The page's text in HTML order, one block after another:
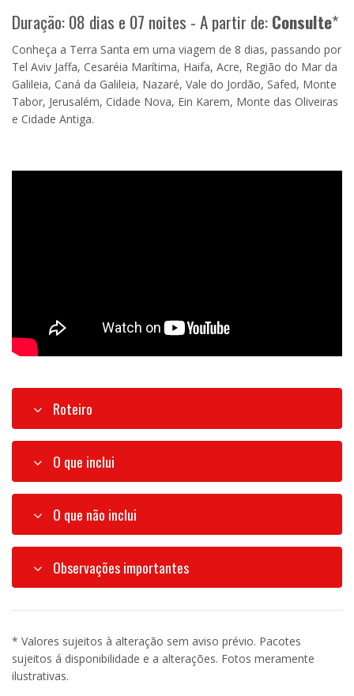
Duração: 08 dias e 07 noites - A partir de:Consulte*
Conheça a Terra Santa em uma viagem de 8 dias, passando por
Tel Aviv Jaffa, Cesaréia Marítima, Haifa, Acre, Região do Mar da
Galileia, Caná da Galileia, Nazaré, Vale do Jordão, Safed, Monte
Tabor, Jerusalém, Cidade Nova, Ein Karem, Monte das Oliveiras
e Cidade Antiga.
Roteiro
O que inclui
O que não inclui
Observações importantes
* Valores sujeitos à alteração sem aviso prévio. Pacotes
sujeitos á disponibilidade e a alterações. Fotos meramente
ilustrativas.